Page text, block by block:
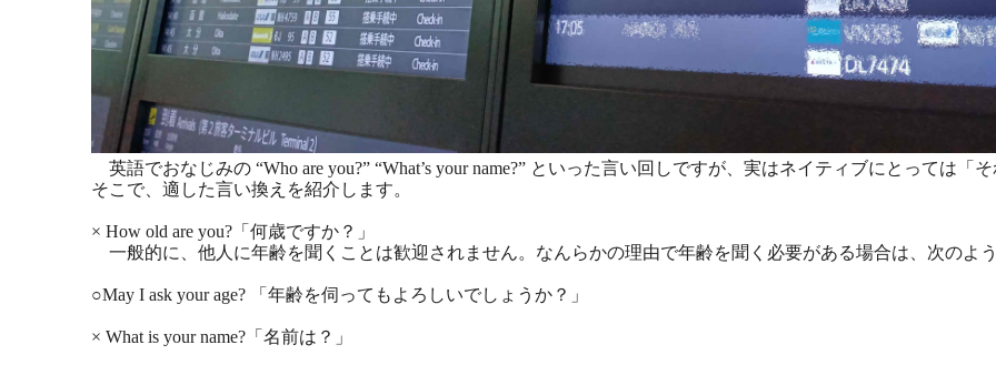
英語でおなじみの “Who are you?” “What’s your name?” といった言い回しですが、実はネイティブにとっては「
そこで、適した言い換えを紹介します。
× How old are you?「何歳ですか？」
一般的に、他人に年齢を聞くことは歓迎されません。なんらかの理由で年齢を聞く必要がある場合は、次のよう
○May I ask your age? 「年齢を伺ってもよろしいでしょうか？」
× What is your name?「名前は？」